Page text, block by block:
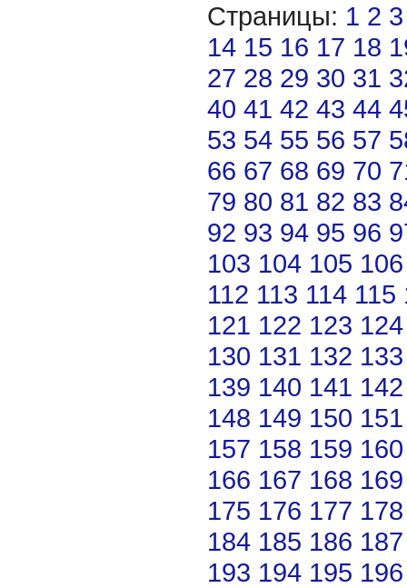
Страницы: 1 2 3
14 15 16 17 18
27 28 29 30 31
40 41 42 43 44
53 54 55 56 57
66 67 68 69 70
79 80 81 82 83
92 93 94 95 96
103 104 105 106
112 113 114 115
121 122 123 124
130 131 132 133
139 140 141 142
148 149 150 151
157 158 159 160
166 167 168 169
175 176 177 178
184 185 186 187
193 194 195 196